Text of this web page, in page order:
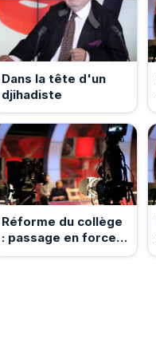
Dans la tête d'un
djihadiste
Réforme du collège
: passage en force
ou passage obligé ?